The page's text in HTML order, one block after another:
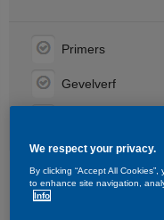
Primers
Gevelverf
We respect your privacy.
By clicking “Accept All
to enhance site navigation,
Info